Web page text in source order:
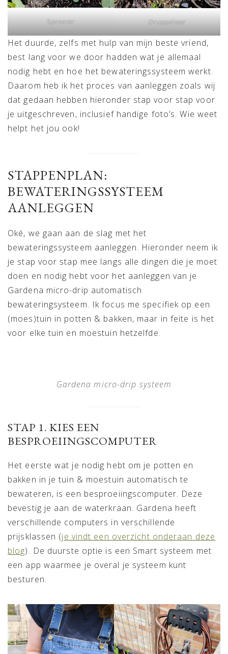
Sproeier Druppelaar
Het duurde, zelfs met hulp van mijn beste vriend,
best lang voor we door hadden wat je allemaal
nodig hebt en hoe het bewateringssysteem werkt.
Daarom heb ik het proces van aanleggen zoals wij
dat gedaan hebben hieronder stap voor stap voor
je uitgeschreven, inclusief handige foto’s. Wie weet
helpt het jou ook!
STAPPENPLAN:
BEWATERINGSSYSTEEM
AANLEGGEN
Oké, we gaan aan de slag met het
bewateringssysteem aanleggen. Hieronder neem ik
je stap voor stap mee langs alle dingen die je moet
doen en nodig hebt voor het aanleggen van je
Gardena micro-drip automatisch
bewateringsysteem. Ik focus me specifiek op een
(moes)tuin in potten & bakken, maar in feite is het
voor elke tuin en moestuin hetzelfde.
Gardena micro-drip systeem
STAP 1. KIES EEN
BESPROEIINGSCOMPUTER
Het eerste wat je nodig hebt om je potten en
bakken in je tuin & moestuin automatisch te
bewateren, is een besproeiingscomputer. Deze
bevestig je aan de waterkraan. Gardena heeft
verschillende computers in verschillende
prijsklassen (je vindt een overzicht onderaan deze
blog). De duurste optie is een Smart systeem met
een app waarmee je overal je systeem kunt
besturen.